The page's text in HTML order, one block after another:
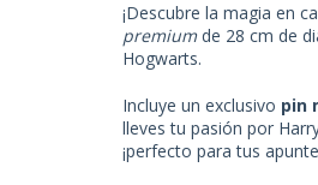
¡Descubre la magia en
premiumde 28 cm de
Hogwarts.
Incluye un exclusivo pin
lleves tu pasión por
¡perfecto para tus